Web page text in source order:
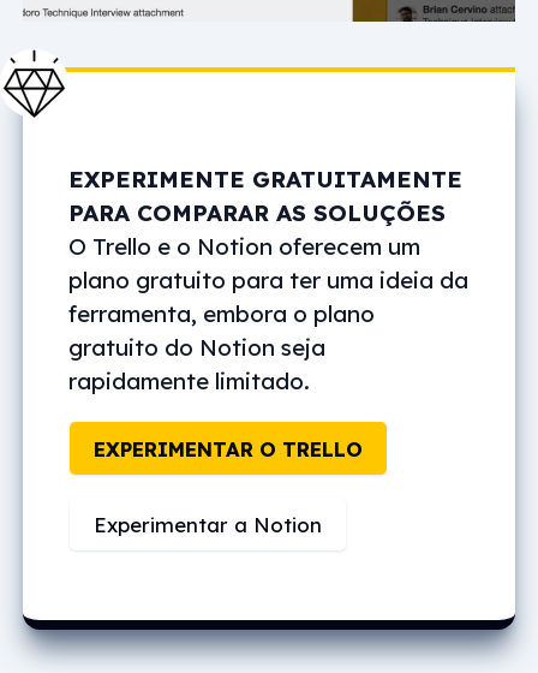
EXPERIMENTE GRATUITAMENTE
PARA COMPARAR AS SOLUÇÕES
O Trello e o Notion oferecem um
plano gratuito para ter uma ideia da
ferramenta, embora o plano
gratuito do Notion seja
rapidamente limitado.
EXPERIMENTAR O TRELLO
Experimentar a Notion